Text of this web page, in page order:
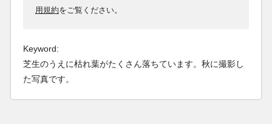
用規約をご覧ください。
Keyword:
芝生のうえに枯れ葉がたくさん落ちています。秋に撮影し
た写真です。